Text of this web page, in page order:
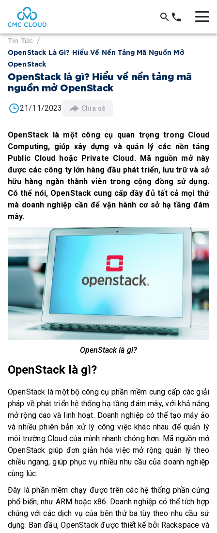
Tin Tức /
OpenStack Là Gì? Hiểu Về Nền Tảng Mã Nguồn Mở
OpenStack
OpenStack là gì? Hiểu về nền tảng mã
nguồn mở OpenStack
21/11/2023 Chia sẻ
OpenStack là một công cụ quan trọng trong Cloud
Computing, giúp xây dựng và quản lý các nền tảng
Public Cloud hoặc Private Cloud. Mã nguồn mở này
được các công ty lớn hàng đầu phát triển, lưu trữ và sở
hữu hàng ngàn thành viên trong cộng đồng sử dụng.
Có thể nói, OpenStack cung cấp đầy đủ tất cả mọi thứ
mà doanh nghiệp cần để vận hành cơ sở hạ tầng đám
mây.
OpenStack là gì?
OpenStack là gì?
OpenStack là một bộ công cụ phần mềm cung cấp các giải
pháp về phát triển hệ thống hạ tầng đám mây, với khả năng
mở rộng cao và linh hoạt. Doanh nghiệp có thể tạo máy ảo
và nhiều phiên bản xử lý công việc khác nhau để quản lý
môi trường Cloud của mình nhanh chóng hơn. Mã nguồn mở
OpenStack giúp đơn giản hóa việc mở rộng quản lý theo
chiều ngang, giúp phục vụ nhiều nhu cầu của doanh nghiệp
cùng lúc.
Đây là phần mềm chạy được trên các hệ thống phần cứng
phổ biến, như ARM hoặc x86. Doanh nghiệp có thể tích hợp
chúng với các dịch vụ của bên thứ ba tùy theo nhu cầu sử
dụng. Ban đầu, OpenStack được thiết kế bởi Rackspace và